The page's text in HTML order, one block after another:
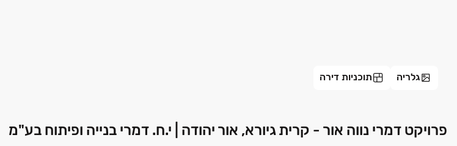
גלריה תוכניות דירה
פרויקט דמרי נווה אור - קרית גיורא, אור יהודה | י.ח. דמרי בנייה ופיתוח בע"מ